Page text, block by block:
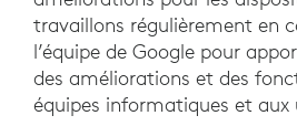
travaillons régulièrement en
l’équipe de Google pour
des améliorations et des
équipes informatiques et